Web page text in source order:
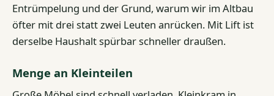
Entrümpelung und der Grund, warum wir im Altbau
öfter mit drei statt zwei Leuten anrücken. Mit Lift ist
derselbe Haushalt spürbar schneller draußen.
Menge an Kleinteilen